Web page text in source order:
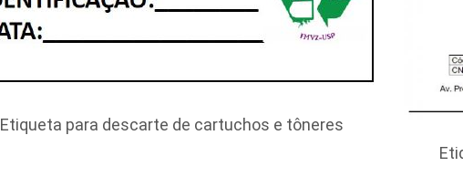
Etiqueta para descarte de cartuchos e tôneres